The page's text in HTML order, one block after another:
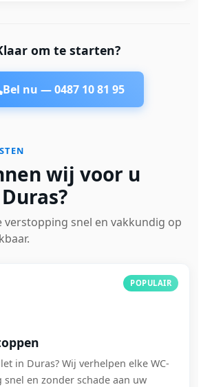
om te starten?
Bel nu —0487 10 81 95
wij voor u
verstopping snel en vakkundig op
POPULAIR
in Duras? Wij verhelpen elke WC-
en zonder schade aan uw